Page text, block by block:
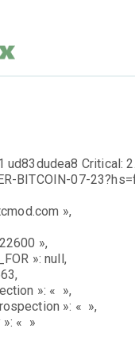
ud83dudea8 Critical:
BITCOIN-07-
»,
»,
»: null,
»: « »,
»: « »,
»: « »